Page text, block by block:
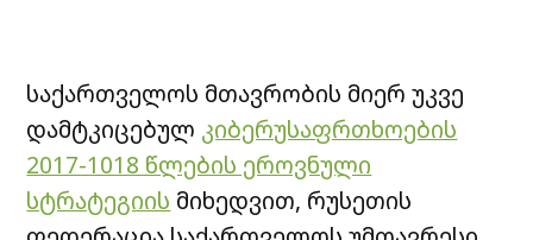
საქართველოს მთავრობის მიერ უკვე
დამტკიცებულ კიბერუსაფრთხოების
2017-1018 წლების ეროვნული
სტრატეგიის მიხედვით, რუსეთის